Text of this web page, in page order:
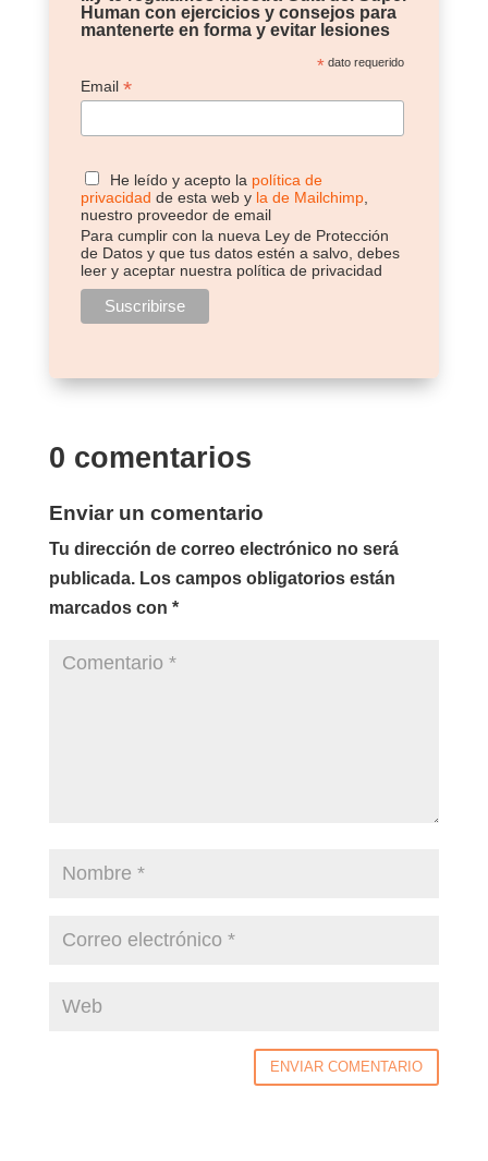
Human con ejercicios y consejos para
mantenerte en forma y evitar lesiones
*dato requerido
Email*
He leído y acepto la política de
privacidad de esta web y la de Mailchimp
nuestro proveedor de email
Para cumplir con la nueva Ley de Protección
de Datos y que tus datos estén a salvo, debes
leer y aceptar nuestra política de privacidad
0 comentarios
Enviar un comentario
Tu dirección de correo electrónico no será
publicada. Los campos obligatorios están
marcados con *
ENVIAR COMENTARIO